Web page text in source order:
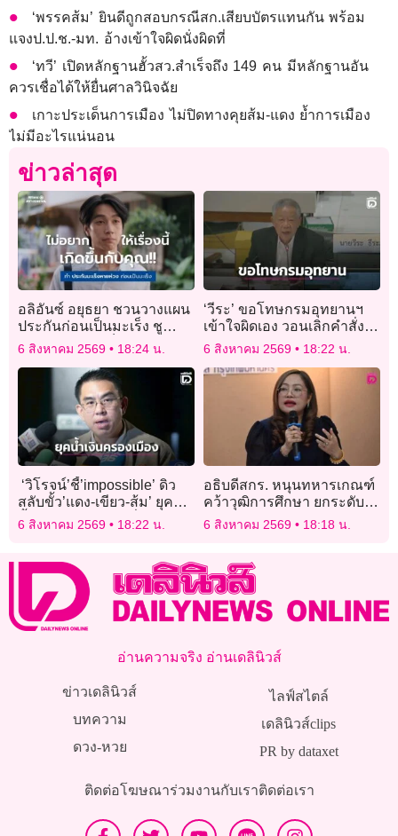
‘พรรคส้ม’ ยินดีถูกสอบกรณีสก.เสียบบัตรแทนกัน พร้อม
แจงป.ป.ช.-มท. อ้างเข้าใจผิดนั่งผิดที่
‘ทวี’ เปิดหลักฐานฮั้วสว.สำเร็จถึง 149 คน มีหลักฐานอัน
ควรเชื่อได้ให้ยื่นศาลวินิจฉัย
เกาะประเด็นการเมือง ไม่ปิดทางคุยส้ม-แดง ยํ้าการเมือง
ไม่มีอะไรแน่นอน
ข่าวล่าสุด
อลิอันซ์ อยุธยา ชวนวางแผน
ประกันก่อนเป็นมะเร็ง ชู
ผลิตภัณฑ์ “มะเร็งหายห่วง”
6 สิงหาคม 2569 18:24 น.
‘วีระ’ ขอโทษกรมอุทยานฯ
เข้าใจผิดเอง วอนเลิกคำสั่ง
สอบหัวหน้า ‘อช. สิมิลัน’
6 สิงหาคม 2569 18:22 น.
‘วิโรจน์’ชี้’impossible’ ดิว
สลับขั้ว’แดง-เขียว-ส้ม’ ยุค
น้ำเงินครองเมือง เชื่อ
6 สิงหาคม 2569 18:22 น.
อธิบดีสกร. หนุนทหารเกณฑ์
คว้าวุฒิการศึกษา ยกระดับ
หลักสูตรใหม่ เทียบโอน 300
6 สิงหาคม 2569 18:18 น.
อ่านความจริง อ่านเดลินิวส์
ข่าวเดลินิวส์
บทความ
ดวง-หวย
ไลฟ์สไตล์
เดลินิวส์clips
PR by dataxet
ติดต่อโฆษณาร่วมงานกับเราติดต่อเรา